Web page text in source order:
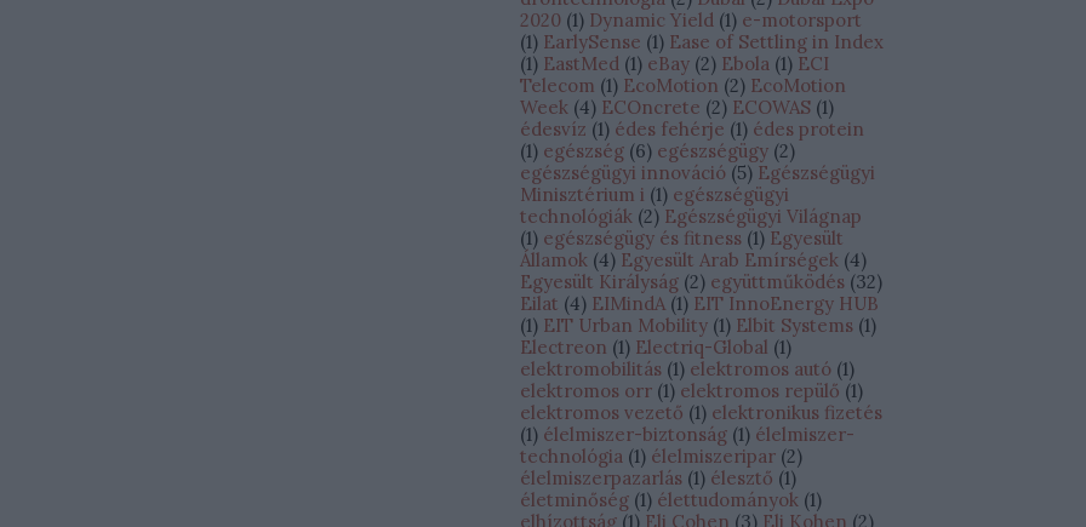
2020 (1) Dynamic Yield (1) e-motorsport
(1) EarlySense (1) Ease of Settling in Index
(1) EastMed (1) eBay (2) Ebola (1) ECI
Telecom (1) EcoMotion (2) EcoMotion
Week (4) ECOncrete (2) ECOWAS (1)
édesvíz (1) édes fehérje (1) édes protein
(1) egészség (6) egészségügy (2)
egészségügyi innováció (5) Egészségügyi
Minisztérium i (1) egészségügyi
technológiák (2) Egészségügyi Világnap
(1) egészségügy és fitness (1) Egyesült
Államok (4) Egyesült Arab Emírségek (4)
Egyesült Királyság (2) együttműködés (32)
Eilat (4) EIMindA (1) EIT InnoEnergy HUB
(1) EIT Urban Mobility (1) Elbit Systems (1)
Electreon (1) Electriq-Global (1)
elektromobilitás (1) elektromos autó (1)
elektromos orr (1) elektromos repülő (1)
elektromos vezető (1) elektronikus fizetés
(1) élelmiszer-biztonság (1) élelmiszer-
technológia (1) élelmiszeripar (2)
élelmiszerpazarlás (1) élesztő (1)
életminőség (1) élettudományok (1)
elhízottság (1) Eli Cohen (3) Eli Kohen (2)